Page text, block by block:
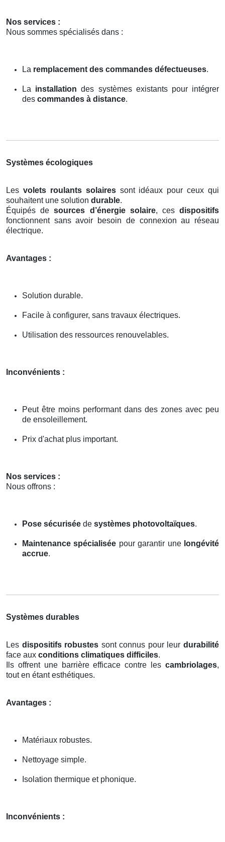
Nos services :
Nous sommes spécialisés dans :
La remplacement des commandes défectueuses.
La installation des systèmes existants pour intégrer
des commandes à distance.
Systèmes écologiques
Les volets roulants solairessont idéaux pour ceux qui
souhaitent une solution durable.
Équipés desources d’énergie solaire, cesdispositifs
fonctionnent sans avoir besoin de connexion au réseau
électrique.
Avantages :
Solution durable.
Facile à configurer, sans travaux électriques.
Utilisation des ressources renouvelables.
Inconvénients :
Peut être moins performant dans des zones avec peu
de ensoleillement.
Prix d'achat plus important.
Nos services :
Nous offrons :
Pose sécurisée de systèmes photovoltaïques.
Maintenance spécialisée pour garantir une longévité
accrue.
Systèmes durables
Les dispositifs robustes sont connus pour leurdurabilité
face aux conditions climatiques difficiles.
Ils offrent une barrière efficace contre les cambriolages,
tout en étant esthétiques.
Avantages :
Matériaux robustes.
Nettoyage simple.
Isolation thermique et phonique.
Inconvénients :